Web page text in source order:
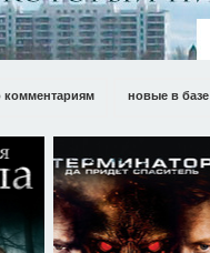
комментариям новые в базе